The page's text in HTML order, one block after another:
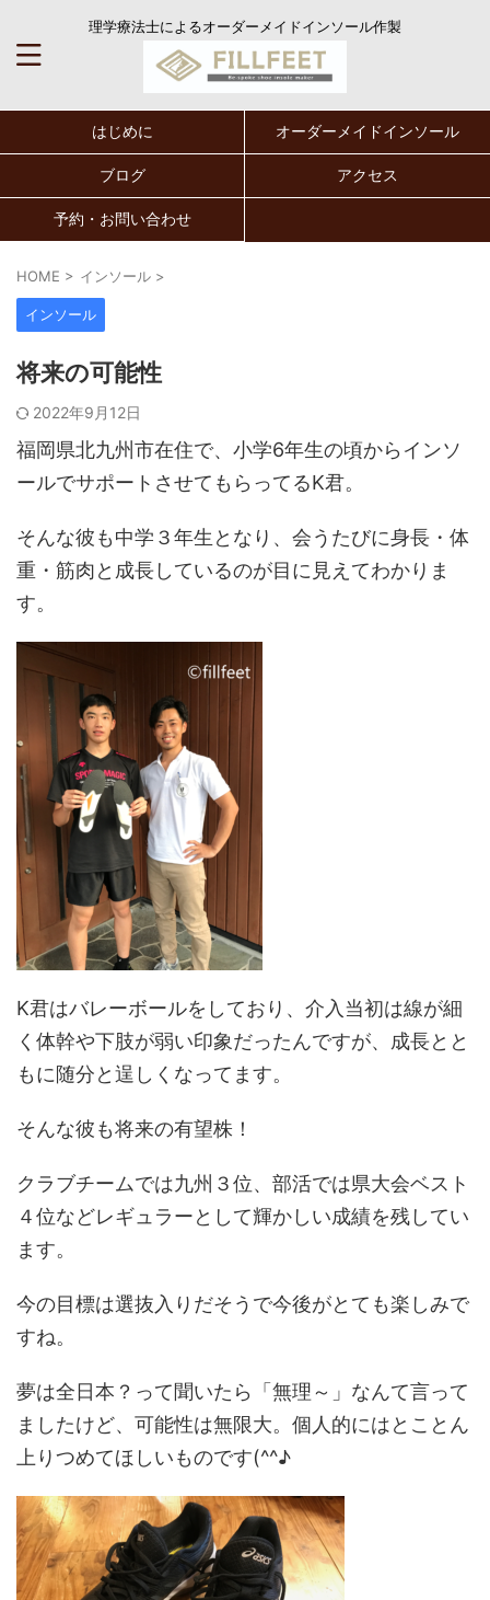
理学療法士によるオーダーメイドインソール作製
はじめに オーダーメイドインソール
ブログ アクセス
予約・お問い合わせ
HOME > インソール >
インソール
将来の可能性
2022年9月12日
福岡県北九州市在住で、小学6年生の頃からインソ
ールでサポートさせてもらってるK君。
そんな彼も中学３年生となり、会うたびに身長・体
重・筋肉と成長しているのが目に見えてわかりま
す。
K君はバレーボールをしており、介入当初は線が細
く体幹や下肢が弱い印象だったんですが、成長とと
もに随分と逞しくなってます。
そんな彼も将来の有望株！
クラブチームでは九州３位、部活では県大会ベスト
４位などレギュラーとして輝かしい成績を残してい
ます。
今の目標は選抜入りだそうで今後がとても楽しみで
すね。
夢は全日本？って聞いたら「無理～」なんて言って
ましたけど、可能性は無限大。個人的にはとことん
上りつめてほしいものです(^^♪